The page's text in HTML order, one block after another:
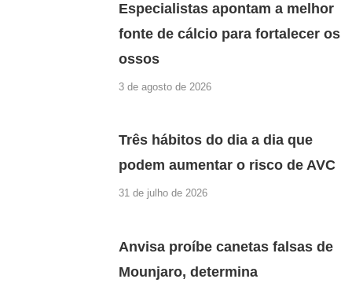
Especialistas apontam a melhor
fonte de cálcio para fortalecer os
ossos
3 de agosto de 2026
Três hábitos do dia a dia que
podem aumentar o risco de AVC
31 de julho de 2026
Anvisa proíbe canetas falsas de
Mounjaro, determina